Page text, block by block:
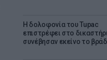
Η δολοφονία του Tupac
επιστρέφει στο
συνέβησαν εκείνο το